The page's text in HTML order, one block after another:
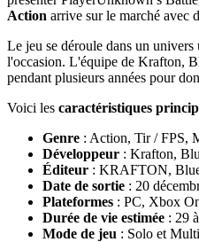
Action arrive sur le marché avec
Le jeu se déroule dans un
l'occasion. L'équipe de Krafton,
pendant plusieurs années pour
Voici les caractéristiques
Genre : Action, Tir / FPS,
Développeur : Krafton,
Éditeur : KRAFTON,
Date de sortie : 20
Plateformes : PC, Xbox
Durée de vie estimée : 29
Mode de jeu : Solo et